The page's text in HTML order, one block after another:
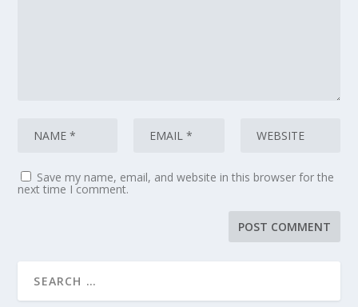
Save my name, email, and website in this browser for the
next time I comment.